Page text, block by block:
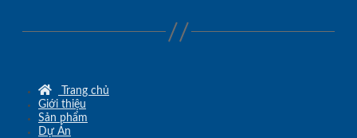
Trang chủ
Giới thiệu
Sản phẩm
Dự Án